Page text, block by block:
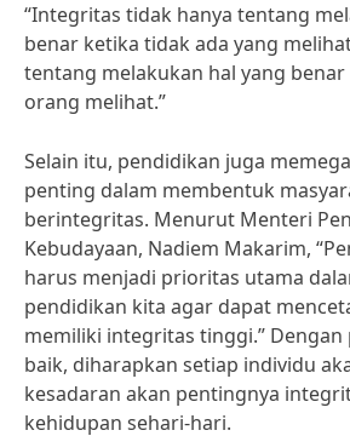
“Integritas tidak hanya tentang
benar ketika tidak ada yang
tentang melakukan hal yang
orang melihat.”
Selain itu, pendidikan juga
penting dalam membentuk
berintegritas. Menurut Menteri
Kebudayaan, Nadiem Makarim,
harus menjadi prioritas utama
pendidikan kita agar dapat
memiliki integritas tinggi.” Dengan
baik, diharapkan setiap individu
kesadaran akan pentingnya
kehidupan sehari-hari.